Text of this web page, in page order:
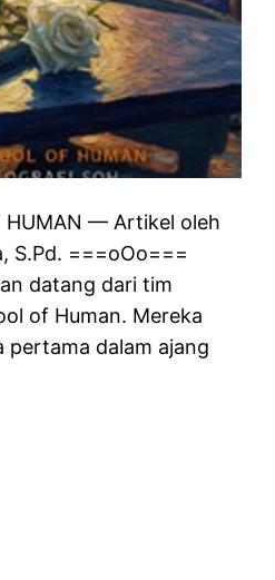
HUMAN — Artikel oleh
S.Pd. ===oOo===
datang dari tim
of Human. Mereka
pertama dalam ajang